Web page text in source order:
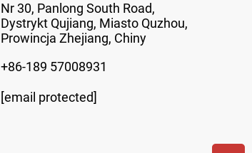
Nr 30, Panlong South Road,
Dystrykt Qujiang, Miasto Quzhou,
Prowincja Zhejiang, Chiny
+86-189 57008931
[email protected]